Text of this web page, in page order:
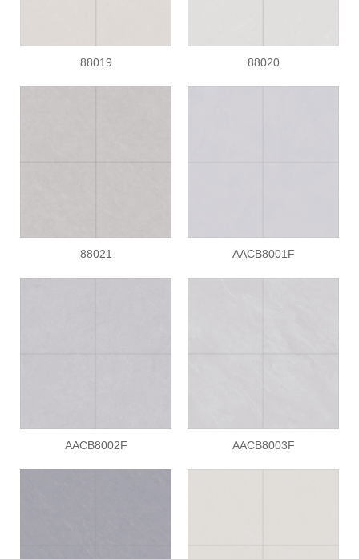
88019 88020
88021 AACB8001F
AACB8002F AACB8003F